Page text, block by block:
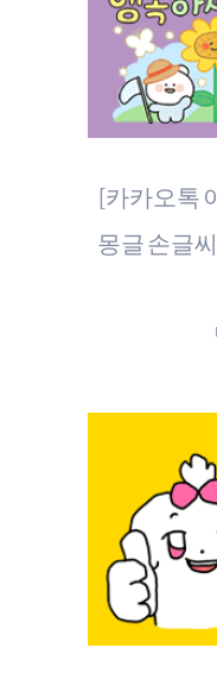
[카카오톡
몽글 손글